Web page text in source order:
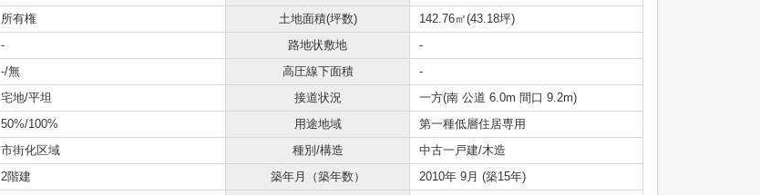
所有権 土地面積(坪数)
142.76㎡(43.18坪)
- 路地状敷地
-
-/無 高圧線下面積
-
宅地/平坦 接道状況
一方(南 公道 6.0m 間口 9.2m)
50%/100% 用途地域
第一種低層住居専用
市街化区域 種別/構造
中古一戸建/木造
2階建 築年月（築年数）
2010年 9月 (築15年)